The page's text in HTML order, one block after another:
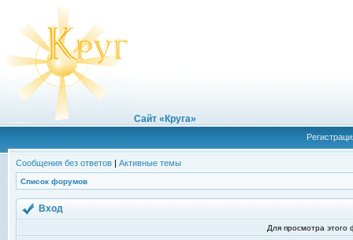
Сайт «Круга»
Сообщения без ответов | Активные темы
Список форумов
Вход
Для просмотра